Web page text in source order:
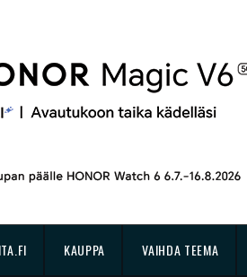
KAUPPA VAIHDA TEEMA